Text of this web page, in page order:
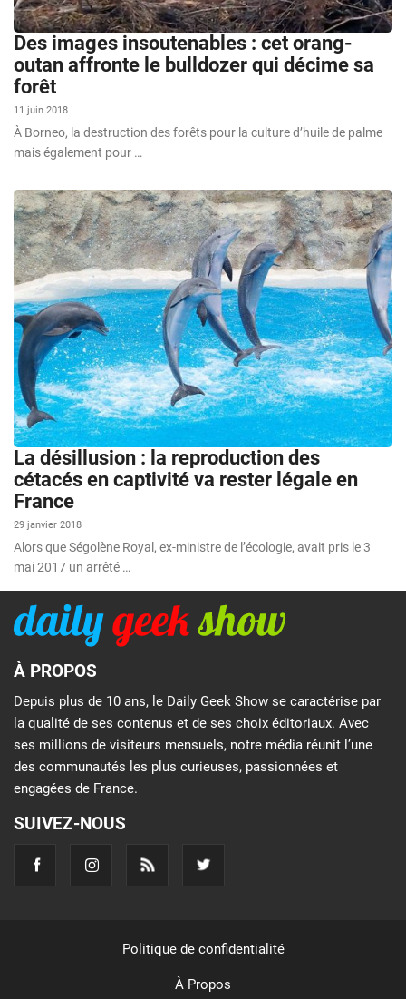
Des images insoutenables : cet orang-
outan affronte le bulldozer qui décime sa
forêt
11 juin 2018
À Borneo, la destruction des forêts pour la culture d’huile de palme
mais également pour …
La désillusion : la reproduction des
cétacés en captivité va rester légale en
France
29 janvier 2018
Alors que Ségolène Royal, ex-ministre de l’écologie, avait pris le 3
mai 2017 un arrêté …
À PROPOS
Depuis plus de 10 ans, le Daily Geek Show se caractérise par
la qualité de ses contenus et de ses choix éditoriaux. Avec
ses millions de visiteurs mensuels, notre média réunit l’une
des communautés les plus curieuses, passionnées et
engagées de France.
SUIVEZ-NOUS
Politique de confidentialité
À Propos